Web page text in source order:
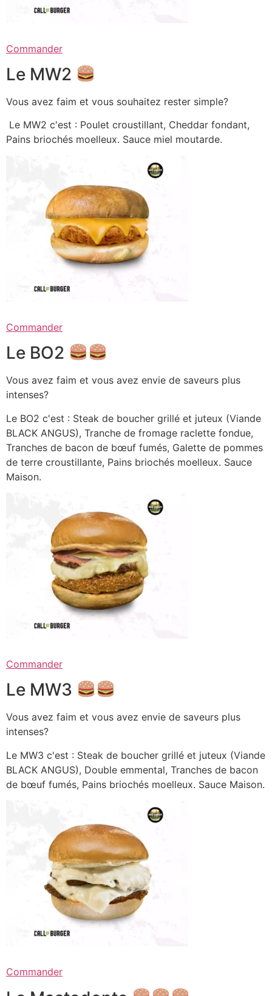
Commander
Le MW2
Vous avez faim et vous souhaitez rester simple?
Le MW2 c'est : Poulet croustillant, Cheddar fondant,
Pains briochés moelleux. Sauce miel moutarde.
Commander
Le BO2
Vous avez faim et vous avez envie de saveurs plus
intenses?
Le BO2 c'est : Steak de boucher grillé et juteux (Viande
BLACK ANGUS), Tranche de fromage raclette fondue,
Tranches de bacon de bœuf fumés, Galette de pommes
de terre croustillante, Pains briochés moelleux. Sauce
Maison.
Commander
Le MW3
Vous avez faim et vous avez envie de saveurs plus
intenses?
Le MW3 c'est : Steak de boucher grillé et juteux (Viande
BLACK ANGUS), Double emmental, Tranches de bacon
de bœuf fumés, Pains briochés moelleux. Sauce Maison.
Commander